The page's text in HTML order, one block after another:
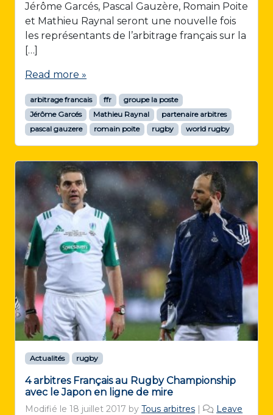
Jérôme Garcés, Pascal Gauzère, Romain Poite
et Mathieu Raynal seront une nouvelle fois
les représentants de l’arbitrage français sur la
[…]
Read more »
arbitrage francais ffr
groupe la poste
Jérôme Garcés
Mathieu Raynal
partenaire arbitres
pascal gauzere
romain poite rugby world rugby
Actualités rugby
4 arbitres Français au Rugby Championship
avec le Japon en ligne de mire
Modifié le 18 juillet 2017 by Tous arbitres |
Leave